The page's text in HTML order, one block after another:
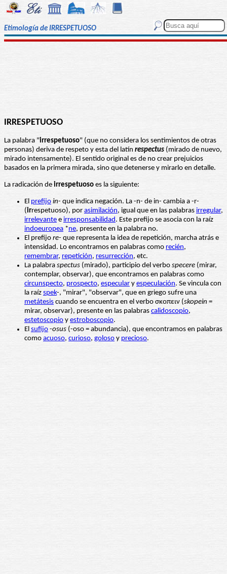
Etimología de IRRESPETUOSO
IRRESPETUOSO
La palabra "irrespetuoso" (que no considera los sentimientos de otras
personas) deriva de respeto y esta del latín respectus (mirado de nuevo,
mirado intensamente). El sentido original es de no crear prejuicios
basados en la primera mirada, sino que detenerse y mirarlo en detalle.
La radicación de irrespetuoso es la siguiente:
El prefijo in- que indica negación. La -n- de in- cambia a -r-
(irrespetuoso), por asimilación, igual que en las palabras irregular,
irrelevante e irresponsabilidad. Este prefijo se asocia con la raíz
indoeuropea *ne, presente en la palabra no.
El prefijo re- que representa la idea de repetición, marcha atrás e
intensidad. Lo encontramos en palabras como recién,
remembrar, repetición, resurrección, etc.
La palabra spectus (mirado), participio del verbo specere (mirar,
contemplar, observar), que encontramos en palabras como
circunspecto, prospecto, especular y especulación. Se vincula con
la raíz spek-, "mirar", "observar", que en griego sufre una
metátesis cuando se encuentra en el verbo σκοπειν (skopein =
mirar, observar), presente en las palabras calidoscopio,
estetoscopio y estroboscopio.
El sufijo -osus (-oso = abundancia), que encontramos en palabras
como acuoso, curioso, goloso y precioso.